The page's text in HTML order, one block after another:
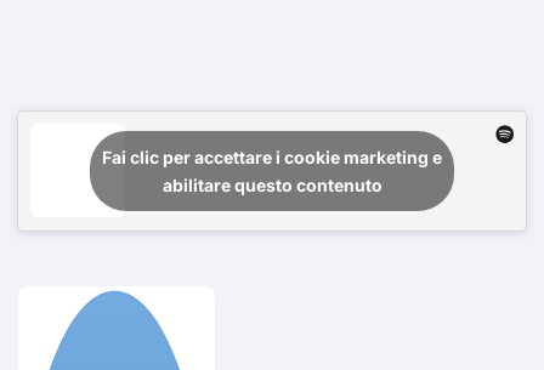
Fai clic per accettare i cookie marketing e
abilitare questo contenuto